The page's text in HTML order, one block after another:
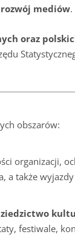
mediów.
oraz
obszarów:
organizacji,
a także
festiwale,